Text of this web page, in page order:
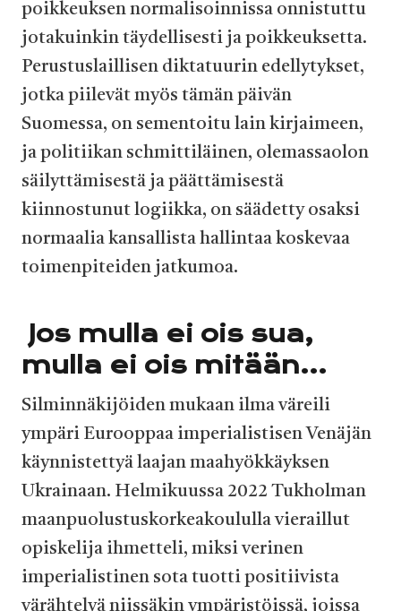
poikkeuksen normalisoinnissa onnistuttu
jotakuinkin täydellisesti ja poikkeuksetta.
Perustuslaillisen diktatuurin edellytykset,
jotka piilevät myös tämän päivän
Suomessa, on sementoitu lain kirjaimeen,
ja politiikan schmittiläinen, olemassaolon
säilyttämisestä ja päättämisestä
kiinnostunut logiikka, on säädetty osaksi
normaalia kansallista hallintaa koskevaa
toimenpiteiden jatkumoa.
Jos mulla ei ois sua,
mulla ei ois mitään…
Silminnäkijöiden mukaan ilma väreili
ympäri Eurooppaa imperialistisen Venäjän
käynnistettyä laajan maahyökkäyksen
Ukrainaan. Helmikuussa 2022 Tukholman
maanpuolustuskorkeakoululla vieraillut
opiskelija ihmetteli, miksi verinen
imperialistinen sota tuotti positiivista
värähtelyä niissäkin ympäristöissä, joissa